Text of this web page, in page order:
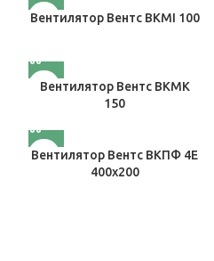
Вентилятор Вентс ВКМІ 100
Вентилятор Вентс ВКМК
150
Вентилятор Вентс ВКПФ 4Е
400х200